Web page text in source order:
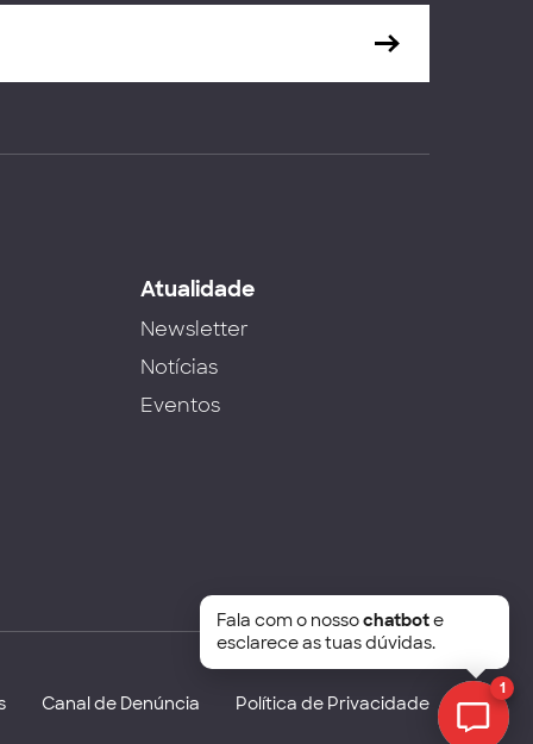
Atualidade
Newsletter
Notícias
Eventos
Canal de Denúncia Política de Privacidade
1
Fala com o nossochatbote
esclarece as tuas dúvidas.